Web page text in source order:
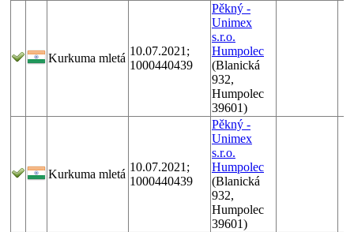
Kurkuma mletá
10.07.2021;
1000440439
Pěkný -
Unimex
s.r.o.
Humpolec
(Blanická
932,
Humpolec
39601)
Kurkuma mletá
10.07.2021;
1000440439
Pěkný -
Unimex
s.r.o.
Humpolec
(Blanická
932,
Humpolec
39601)